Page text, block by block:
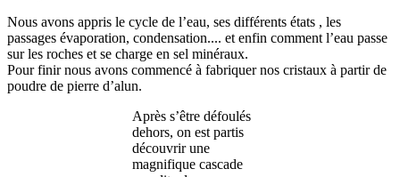
Nous avons appris le cycle de l’eau, ses différents états , les
passages évaporation, condensation.... et enfin comment l’eau passe
sur les roches et se charge en sel minéraux.
Pour finir nous avons commencé à fabriquer nos cristaux à partir de
poudre de pierre d’alun.
Après s’être défoulés
dehors, on est partis
découvrir une
magnifique cascade